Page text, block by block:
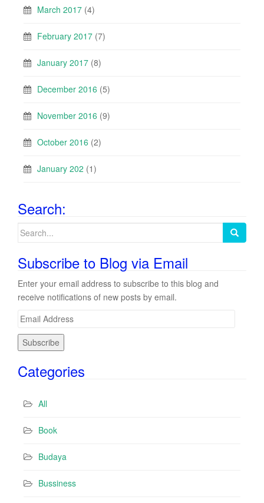
March 2017 (4)
February 2017 (7)
January 2017 (8)
December 2016 (5)
November 2016 (9)
October 2016 (2)
January 202 (1)
Search:
Search
Subscribe to Blog via Email
Enter your email address to subscribe to this blog and
receive notifications of new posts by email.
E
lCategories
All
Book
Budaya
Bussiness